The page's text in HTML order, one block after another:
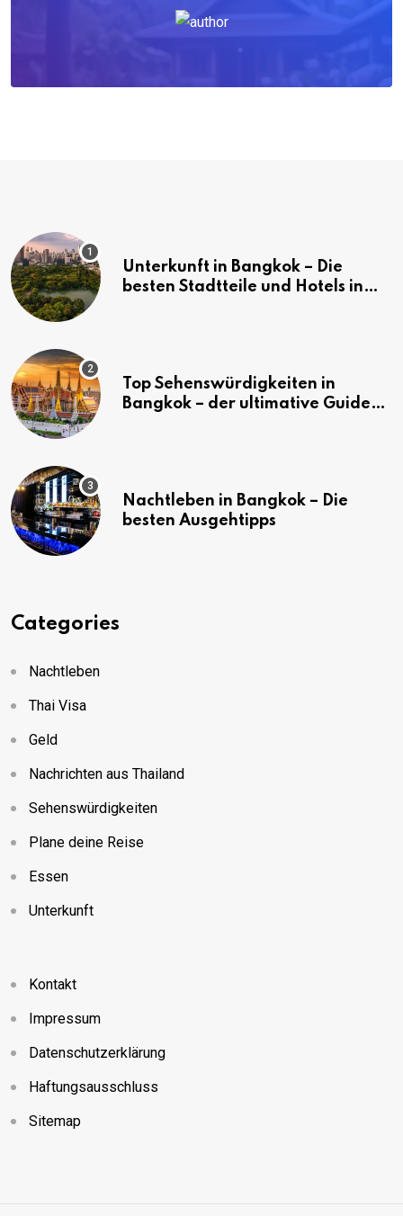
Unterkunft in Bangkok – Die
besten Stadtteile und Hotels in
Top Sehenswürdigkeiten in
Bangkok – der ultimative Guide
Nachtleben in Bangkok – Die
besten Ausgehtipps
Categories
Nachtleben
Thai Visa
Geld
Nachrichten aus Thailand
Sehenswürdigkeiten
Plane deine Reise
Essen
Unterkunft
Kontakt
Impressum
Datenschutzerklärung
Haftungsausschluss
Sitemap